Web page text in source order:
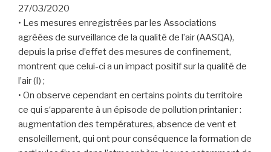
27/03/2020
• Les mesures enregistrées par les Associations
agréées de surveillance de la qualité de l’air (AASQA),
depuis la prise d’effet des mesures de confinement,
montrent que celui-ci a un impact positif sur la qualité de
l’air (I) ;
• On observe cependant en certains points du territoire
ce qui s‘apparente à un épisode de pollution printanier :
augmentation des températures, absence de vent et
ensoleillement, qui ont pour conséquence la formation de